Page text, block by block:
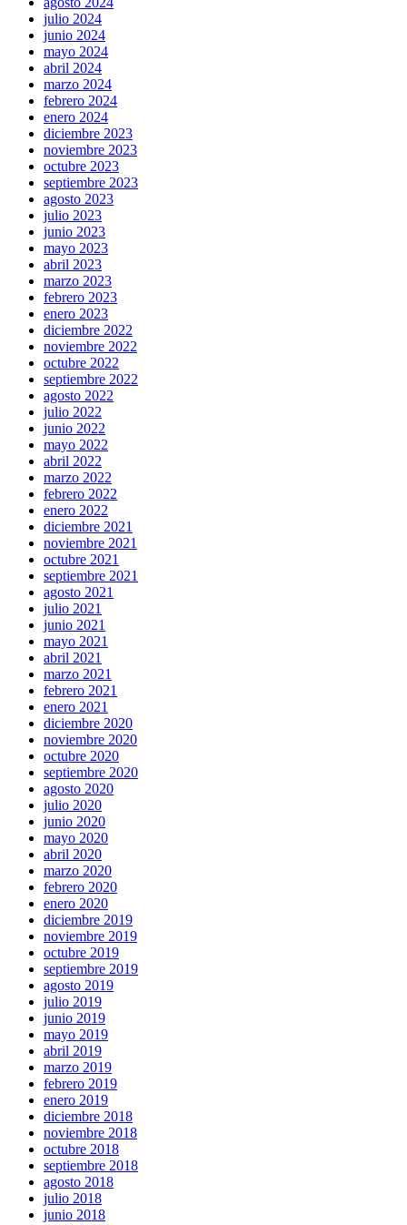
julio 2024
junio 2024
mayo 2024
abril 2024
marzo 2024
febrero 2024
enero 2024
diciembre 2023
noviembre 2023
octubre 2023
septiembre 2023
agosto 2023
julio 2023
junio 2023
mayo 2023
abril 2023
marzo 2023
febrero 2023
enero 2023
diciembre 2022
noviembre 2022
octubre 2022
septiembre 2022
agosto 2022
julio 2022
junio 2022
mayo 2022
abril 2022
marzo 2022
febrero 2022
enero 2022
diciembre 2021
noviembre 2021
octubre 2021
septiembre 2021
agosto 2021
julio 2021
junio 2021
mayo 2021
abril 2021
marzo 2021
febrero 2021
enero 2021
diciembre 2020
noviembre 2020
octubre 2020
septiembre 2020
agosto 2020
julio 2020
junio 2020
mayo 2020
abril 2020
marzo 2020
febrero 2020
enero 2020
diciembre 2019
noviembre 2019
octubre 2019
septiembre 2019
agosto 2019
julio 2019
junio 2019
mayo 2019
abril 2019
marzo 2019
febrero 2019
enero 2019
diciembre 2018
noviembre 2018
octubre 2018
septiembre 2018
agosto 2018
julio 2018
junio 2018